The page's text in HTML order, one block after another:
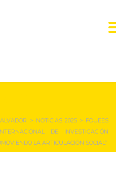
> NOTICIAS 2025> FOUEES
DE INVESTIGACIÓN
LA ARTICULACIÓN SOCIAL”